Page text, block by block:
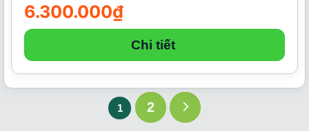
6.300.000₫
Chi tiết
1 2